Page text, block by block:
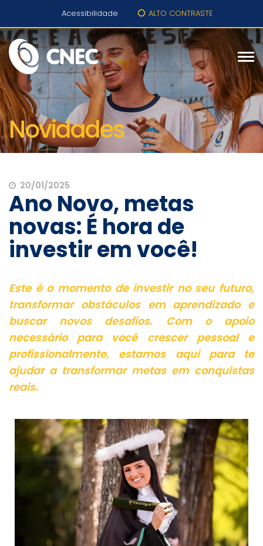
Acessibilidade ALTO CONTRASTE
Novidades
20/01/2025
Ano Novo, metas
novas: É hora de
investir em você!
Este é o momento de investir no seu futuro,
transformar obstáculos em aprendizado e
buscar novos desafios. Com o apoio
necessário para você crescer pessoal e
profissionalmente, estamos aqui para te
ajudar a transformar metas em conquistas
reais.